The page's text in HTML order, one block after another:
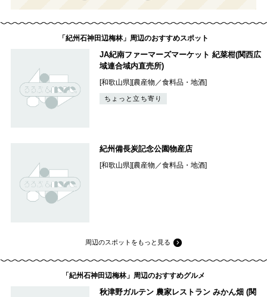
「紀州石神田辺梅林」周辺のおすすめスポット
JA紀南ファーマーズマーケット 紀菜柑(関西広
域連合域内直売所)
[和歌山県][農産物／食料品・地酒]
ちょっと立ち寄り
紀州備長炭記念公園物産店
[和歌山県][農産物／食料品・地酒]
周辺のスポットをもっと見る
「紀州石神田辺梅林」周辺のおすすめグルメ
秋津野ガルテン 農家レストラン みかん畑 (関